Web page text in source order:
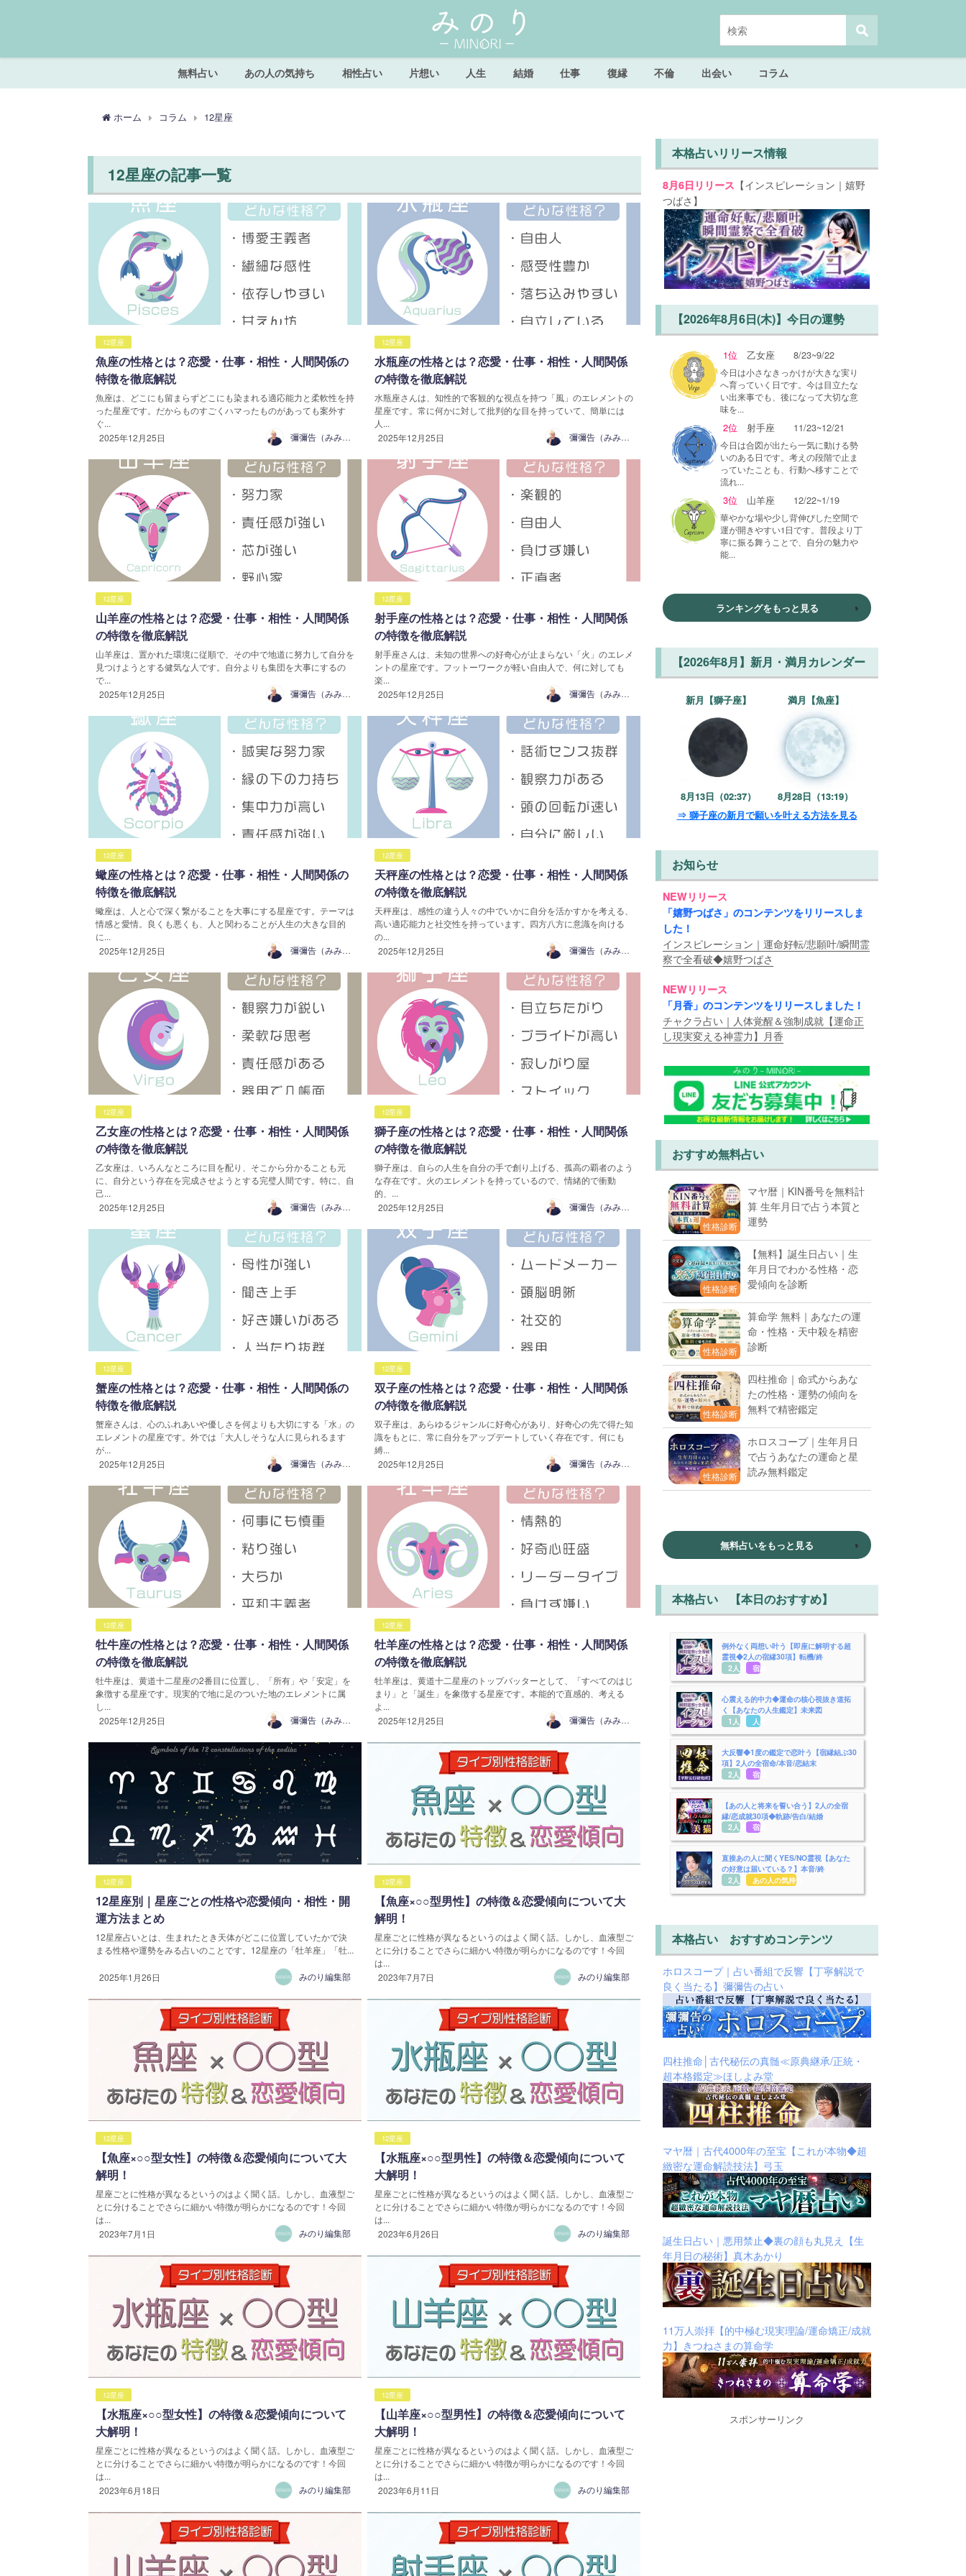
無料占い あの人の気持ち 相性占い 片想い 人生 結婚 仕事 復縁 不倫 出会い コラム
ホーム コラム 12星座
12星座の記事一覧
12星座
魚座の性格とは？恋愛・仕事・相性・人間関係の
特徴を徹底解説
魚座は、どこにも留まらずどこにも染まれる適応能力と柔軟性を持
った星座です。だからものすごくハマったものがあっても案外す
ぐ...
2025年12月25日
彌彌告（みみこ）
12星座
水瓶座の性格とは？恋愛・仕事・相性・人間関係
の特徴を徹底解説
水瓶座さんは、知性的で客観的な視点を持つ「風」のエレメントの
星座です。常に何かに対して批判的な目を持っていて、簡単には
人...
2025年12月25日
彌彌告（みみこ）
12星座
山羊座の性格とは？恋愛・仕事・相性・人間関係
の特徴を徹底解説
山羊座は、置かれた環境に従順で、その中で地道に努力して自分を
見つけようとする健気な人です。自分よりも集団を大事にするの
で...
2025年12月25日
彌彌告（みみこ）
12星座
射手座の性格とは？恋愛・仕事・相性・人間関係
の特徴を徹底解説
射手座さんは、未知の世界への好奇心が止まらない「火」のエレメ
ントの星座です。フットーワークが軽い自由人で、何に対しても
楽...
2025年12月25日
彌彌告（みみこ）
12星座
蠍座の性格とは？恋愛・仕事・相性・人間関係の
特徴を徹底解説
蠍座は、人と心で深く繋がることを大事にする星座です。テーマは
情感と愛情。良くも悪くも、人と関わることが人生の大きな目的
に...
2025年12月25日
彌彌告（みみこ）
12星座
天秤座の性格とは？恋愛・仕事・相性・人間関係
の特徴を徹底解説
天秤座は、感性の違う人々の中でいかに自分を活かすかを考える、
高い適応能力と社交性を持っています。四方八方に意識を向ける
の...
2025年12月25日
彌彌告（みみこ）
12星座
乙女座の性格とは？恋愛・仕事・相性・人間関係
の特徴を徹底解説
乙女座は、いろんなところに目を配り、そこから分かることも元
に、自分という存在を完成させようとする完璧人間です。特に、自
己...
2025年12月25日
彌彌告（みみこ）
12星座
獅子座の性格とは？恋愛・仕事・相性・人間関係
の特徴を徹底解説
獅子座は、自らの人生を自分の手で創り上げる、孤高の覇者のよう
な存在です。火のエレメントを持っているので、情緒的で衝動
的、...
2025年12月25日
彌彌告（みみこ）
12星座
蟹座の性格とは？恋愛・仕事・相性・人間関係の
特徴を徹底解説
蟹座さんは、心のふれあいや優しさを何よりも大切にする「水」の
エレメントの星座です。外では「大人しそうな人に見られるます
が...
2025年12月25日
彌彌告（みみこ）
12星座
双子座の性格とは？恋愛・仕事・相性・人間関係
の特徴を徹底解説
双子座は、あらゆるジャンルに好奇心があり、好奇心の先で得た知
識をもとに、常に自分をアップデートしていく存在です。何にも
縛...
2025年12月25日
彌彌告（みみこ）
12星座
牡牛座の性格とは？恋愛・仕事・相性・人間関係
の特徴を徹底解説
牡牛座は、黄道十二星座の2番目に位置し、「所有」や「安定」を
象徴する星座です。現実的で地に足のついた地のエレメントに属
し...
2025年12月25日
彌彌告（みみこ）
12星座
牡羊座の性格とは？恋愛・仕事・相性・人間関係
の特徴を徹底解説
牡羊座は、黄道十二星座のトップバッターとして、「すべてのはじ
まり」と「誕生」を象徴する星座です。本能的で直感的、考える
よ...
2025年12月25日
彌彌告（みみこ）
12星座
12星座別｜星座ごとの性格や恋愛傾向・相性・開
運方法まとめ
12星座占いとは、生まれたとき天体がどこに位置していたかで決
まる性格や運勢をみる占いのことです。12星座の「牡羊座」「牡...
2025年1月26日 みのり編集部
12星座
【魚座×○○型男性】の特徴＆恋愛傾向について大
解明！
星座ごとに性格が異なるというのはよく聞く話。しかし、血液型ご
とに分けることでさらに細かい特徴が明らかになるのです！今回
は...
2023年7月7日
みのり編集部
12星座
【魚座×○○型女性】の特徴＆恋愛傾向について大
解明！
星座ごとに性格が異なるというのはよく聞く話。しかし、血液型ご
とに分けることでさらに細かい特徴が明らかになるのです！今回
は...
2023年7月1日
みのり編集部
12星座
【水瓶座×○○型男性】の特徴＆恋愛傾向について
大解明！
星座ごとに性格が異なるというのはよく聞く話。しかし、血液型ご
とに分けることでさらに細かい特徴が明らかになるのです！今回
は...
2023年6月26日
みのり編集部
12星座
【水瓶座×○○型女性】の特徴＆恋愛傾向について
大解明！
星座ごとに性格が異なるというのはよく聞く話。しかし、血液型ご
とに分けることでさらに細かい特徴が明らかになるのです！今回
は...
2023年6月18日
みのり編集部
12星座
【山羊座×○○型男性】の特徴＆恋愛傾向について
大解明！
星座ごとに性格が異なるというのはよく聞く話。しかし、血液型ご
とに分けることでさらに細かい特徴が明らかになるのです！今回
は...
2023年6月11日
みのり編集部
本格占いリリース情報
8月6日リリース 【インスピレーション｜嬉野
つばさ】
【2026年8月6日(木)】今日の運勢
1位 乙女座 8/23~9/22
今日は小さなきっかけが大きな実り
へ育っていく日です。今は目立たな
い出来事でも、後になって大切な意
味を...
2位 射手座 11/23~12/21
今日は合図が出たら一気に動ける勢
いのある日です。考えの段階で止ま
っていたことも、行動へ移すことで
流れ...
3位 山羊座 12/22~1/19
華やかな場や少し背伸びした空間で
運が開きやすい1日です。普段より丁
寧に振る舞うことで、自分の魅力や
能...
ランキングをもっと見る
【2026年8月】新月・満月カレンダー
新月【獅子座】
8月13日（02:37）
満月【魚座】
8月28日（13:19）
⇒ 獅子座の新月で願いを叶える方法を見る
お知らせ
NEWリリース
「嬉野つばさ」のコンテンツをリリースしま
した！
インスピレーション｜運命好転/悲願叶/瞬間霊
察で全看破◆嬉野つばさ
NEWリリース
「月香」のコンテンツをリリースしました！
チャクラ占い｜人体覚醒＆強制成就【運命正
し現実変える神霊力】月香
おすすめ無料占い
性格診断
マヤ暦｜KIN番号を無料計
算 生年月日で占う本質と
運勢
性格診断
【無料】誕生日占い｜生
年月日でわかる性格・恋
愛傾向を診断
性格診断
算命学 無料｜あなたの運
命・性格・天中殺を精密
診断
性格診断
四柱推命｜命式からあな
たの性格・運勢の傾向を
無料で精密鑑定
性格診断
ホロスコープ｜生年月日
で占うあなたの運命と星
読み無料鑑定
無料占いをもっと見る
本格占い 【本日のおすすめ】
例外なく両想い叶う【即座に解明する超
霊視◆2人の宿縁30項】転機/終
2人用 宿縁
心震える的中力◆運命の核心視抜き道拓
く【あなたの人生鑑定】未来図
1人用
人生
大反響◆1度の鑑定で恋叶う【宿縁結ぶ30
項】2人の全宿命/本音/恋結末
2人用 宿縁
【あの人と将来を誓い合う】2人の全宿
縁/恋成就30項◆軌跡/告白/結婚
2人用 宿縁
直接あの人に聞くYES/NO霊視【あなた
の好意は届いている？】本音/終
2人用
あの人の気持ち
本格占い おすすめコンテンツ
ホロスコープ｜占い番組で反響【丁寧解説で
良く当たる】彌彌告の占い
四柱推命│古代秘伝の真髄≪原典継承/正統・
超本格鑑定≫ほしよみ堂
マヤ暦｜古代4000年の至宝【これが本物◆超
緻密な運命解読技法】弓玉
誕生日占い｜悪用禁止◆裏の顔も丸見え【生
年月日の秘術】真木あかり
11万人崇拝【的中極む現実理論/運命矯正/成就
力】きつねさまの算命学
スポンサーリンク